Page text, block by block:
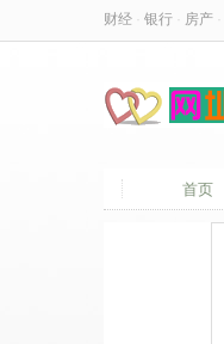
财经 银行 房产
首页